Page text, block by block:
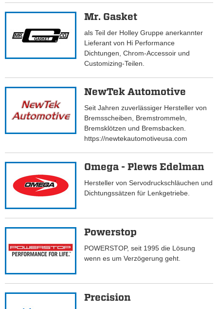
Mr. Gasket
als Teil der Holley Gruppe anerkannter
Lieferant von Hi Performance
Dichtungen, Chrom-Accessoir und
Customizing-Teilen.
NewTek Automotive
Seit Jahren zuverlässiger Hersteller von
Bremsscheiben, Bremstrommeln,
Bremsklötzen und Bremsbacken.
https://newtekautomotiveusa.com
Omega - Plews Edelman
Hersteller von Servodruckschläuchen und
Dichtungssätzen für Lenkgetriebe.
Powerstop
POWERSTOP, seit 1995 die Lösung
wenn es um Verzögerung geht.
Precision